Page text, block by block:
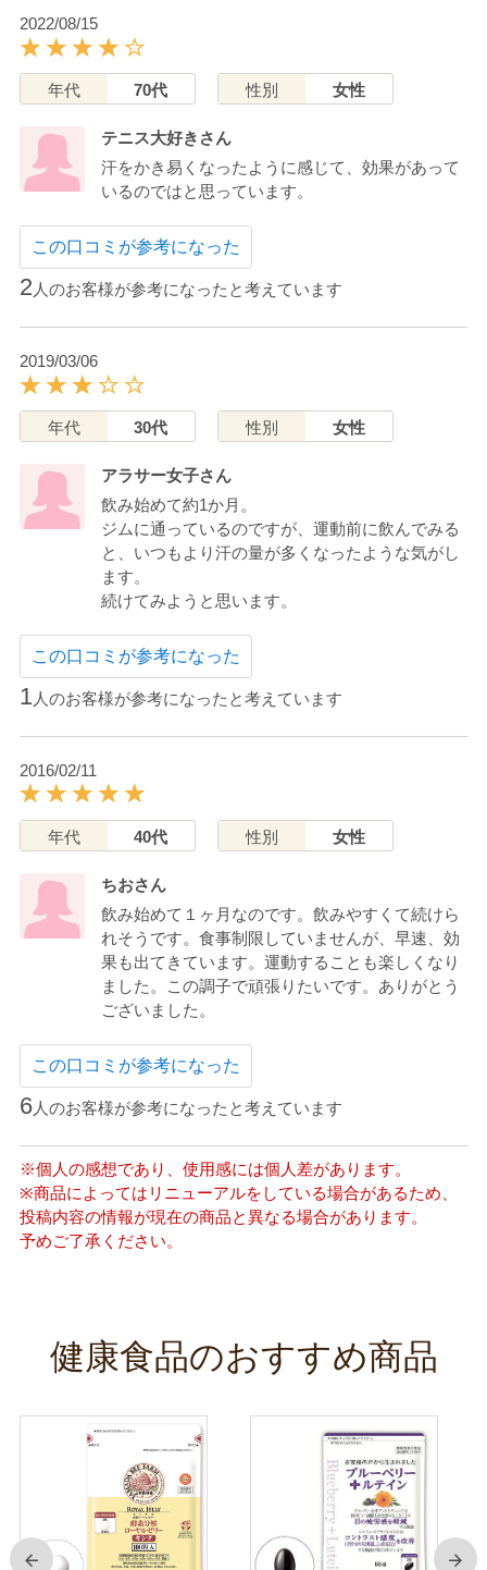
2022/08/15
年代 70代 性別 女性
テニス大好きさん
汗をかき易くなったように感じて、効果があって
いるのではと思っています。
この口コミが参考になった
2 人のお客様が参考になったと考えています
2019/03/06
年代 30代 性別 女性
アラサー女子さん
飲み始めて約1か月。
ジムに通っているのですが、運動前に飲んでみる
と、いつもより汗の量が多くなったような気がし
ます。
続けてみようと思います。
この口コミが参考になった
1 人のお客様が参考になったと考えています
2016/02/11
年代 40代 性別 女性
ちおさん
飲み始めて１ヶ月なのです。飲みやすくて続けら
れそうです。食事制限していませんが、早速、効
果も出てきています。運動することも楽しくなり
ました。この調子で頑張りたいです。ありがとう
ございました。
この口コミが参考になった
6人のお客様が参考になったと考えています
※個人の感想であり、使用感には個人差があります。
※商品によってはリニューアルをしている場合があるため、
投稿内容の情報が現在の商品と異なる場合があります。
予めご了承ください。
健康食品のおすすめ商品